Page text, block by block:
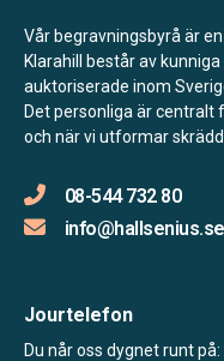
Vår begravningsbyrå är en
Klarahill består av
auktoriserade inom
Det personliga är centralt
och när vi utformar
08-544 732 80
info@hallsenius.se
Jourtelefon
Du når oss dygnet runt på: